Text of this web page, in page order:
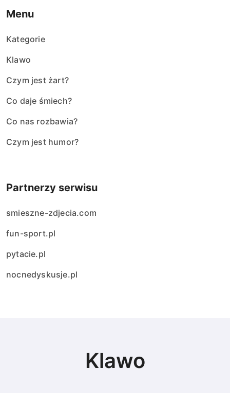
Menu
Kategorie
Klawo
Czym jest żart?
Co daje śmiech?
Co nas rozbawia?
Czym jest humor?
Partnerzy serwisu
smieszne-zdjecia.com
fun-sport.pl
pytacie.pl
nocnedyskusje.pl
Klawo